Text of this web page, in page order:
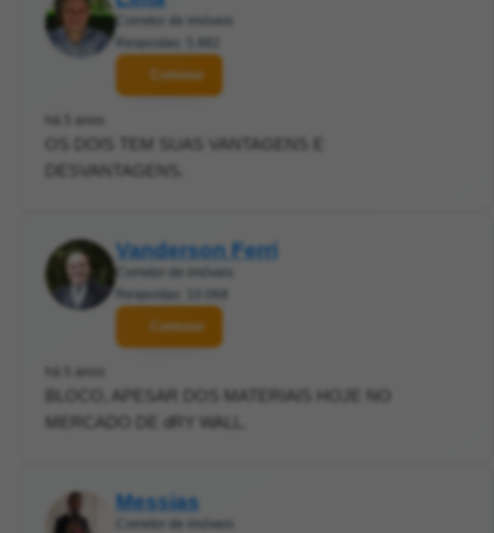
Corretor de imóveis
Respostas: 5.882
Contatar
há 5 anos
OS DOIS TEM SUAS VANTAGENS E
DESVANTAGENS.
Vanderson Ferri
Corretor de imóveis
Respostas: 10.068
Contatar
há 5 anos
BLOCO, APESAR DOS MATERIAIS HOJE NO
MERCADO DE dRY WALL.
Messias
Corretor de imóveis